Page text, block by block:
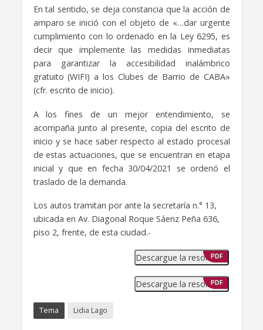
En tal sentido, se deja constancia que la acción de
amparo se inició con el objeto de «…dar urgente
cumplimiento con lo ordenado en la Ley 6295, es
decir que implemente las medidas inmediatas
para garantizar la accesibilidad inalámbrico
gratuito (WIFI) a los Clubes de Barrio de CABA»
(cfr. escrito de inicio).
A los fines de un mejor entendimiento, se
acompaña junto al presente, copia del escrito de
inicio y se hace saber respecto al estado procesal
de estas actuaciones, que se encuentran en etapa
inicial y que en fecha 30/04/2021 se ordenó el
traslado de la demanda.
Los autos tramitan por ante la secretaría n.° 13,
ubicada en Av. Diagonal Roque Sáenz Peña 636,
piso 2, frente, de esta ciudad.-
Descargue la resolución
PDF
Descargue la resolución
PDF
Tema Lidia Lago